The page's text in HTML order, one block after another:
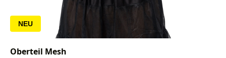
NEU
Oberteil Mesh